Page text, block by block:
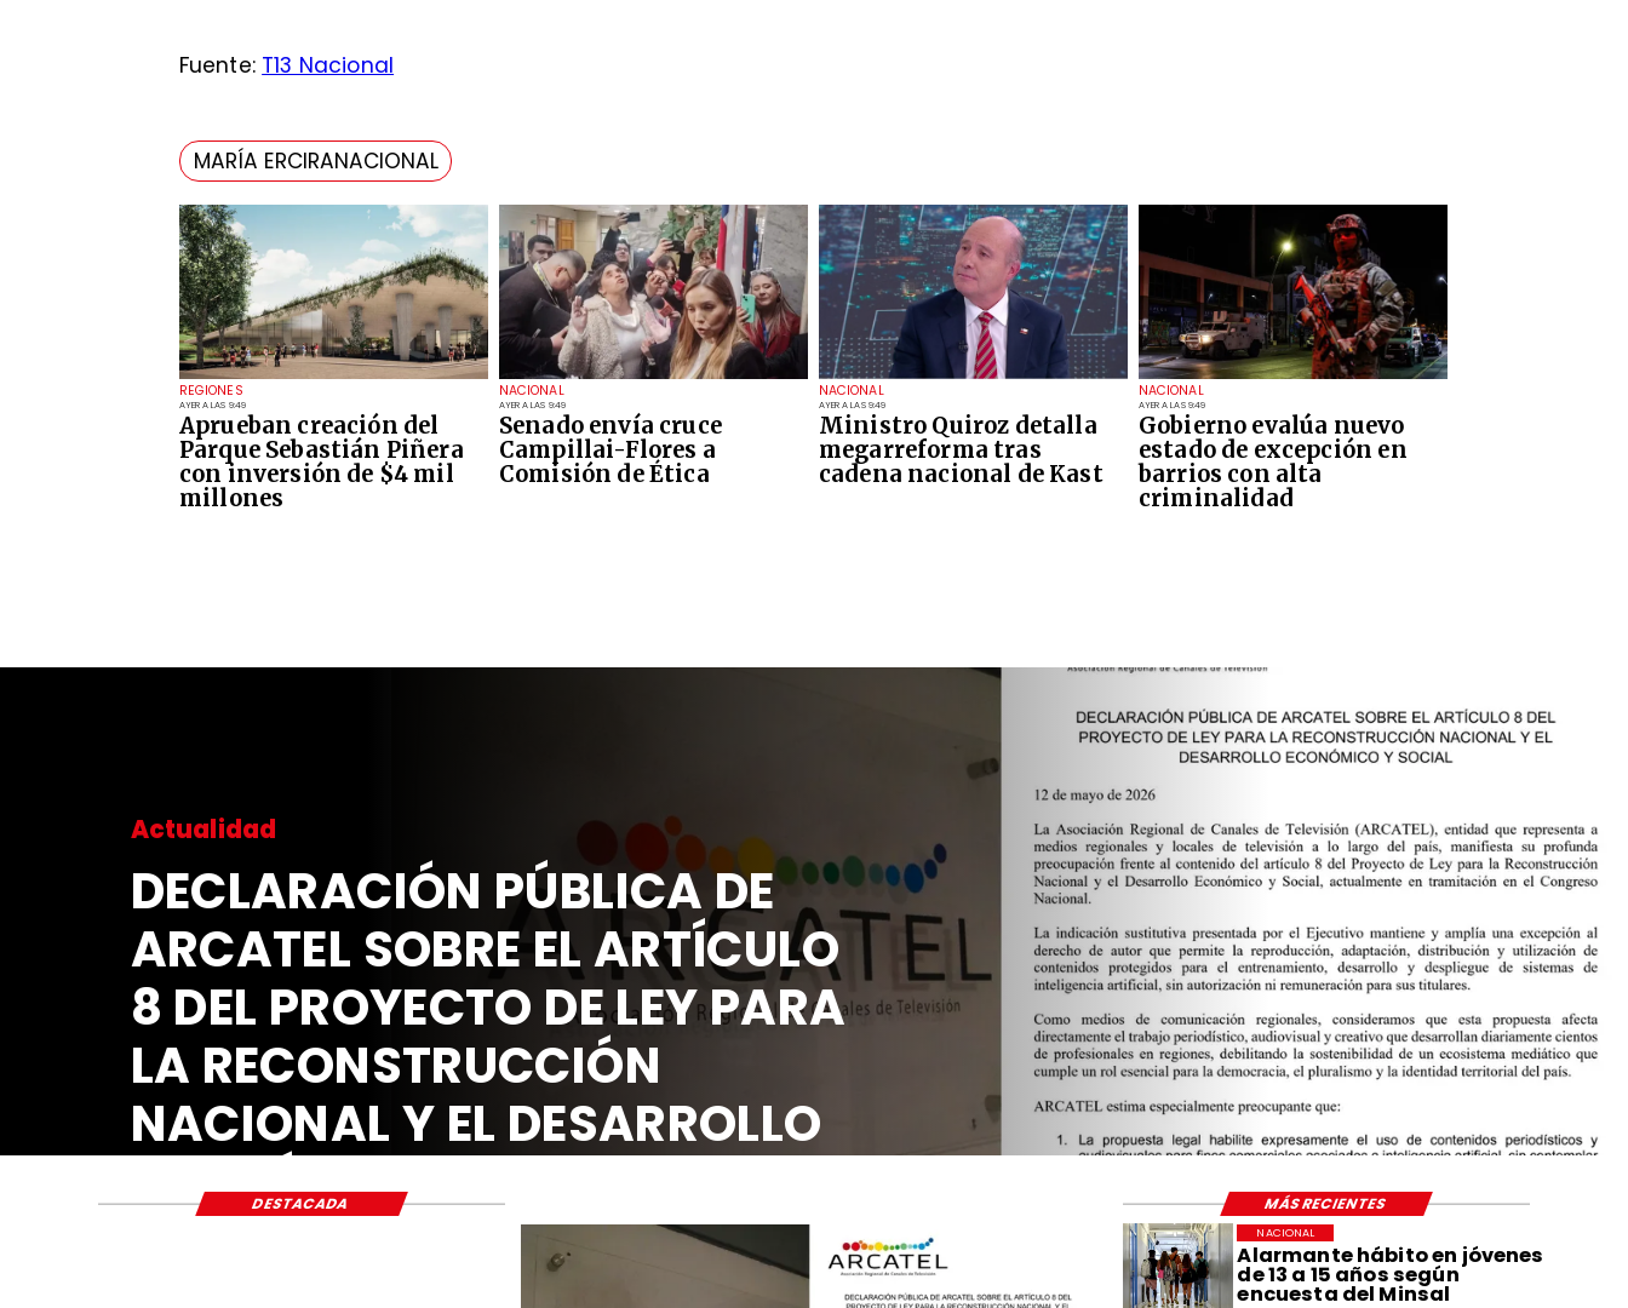
REGIONES
AYER A LAS 9:49
Aprueban creación del
Parque Sebastián Piñera
con inversión de $4 mil
millones
NACIONAL
AYER A LAS 9:49
Senado envía cruce
Campillai-Flores a
Comisión de Ética
NACIONAL
AYER A LAS 9:49
Ministro Quiroz detalla
megarreforma tras
cadena nacional de Kast
NACIONAL
AYER A LAS 9:49
Gobierno evalúa nuevo
estado de excepción en
barrios con alta
criminalidad
Fuente: T13 Nacional
MARÍA ERCIRANACIONAL
Actualidad
DECLARACIÓN PÚBLICA DE
ARCATEL SOBRE EL ARTÍCULO
8 DEL PROYECTO DE LEY PARA
LA RECONSTRUCCIÓN
NACIONAL Y EL DESARROLLO
ECONÓMICO Y SOCIAL
Alarmante hábito en jóvenes
de 13 a 15 años según
encuesta del Minsal
NACIONAL
DESTACADA MÁS RECIENTES